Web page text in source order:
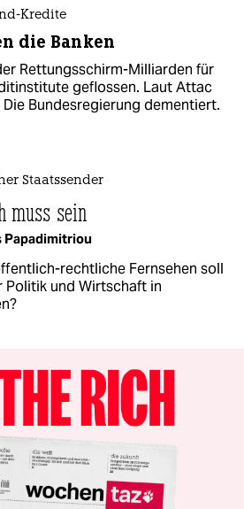
Kredite
die Banken
Rettungsschirm-Milliarden für
geflossen. Laut Attac
Bundesregierung dementiert.
Staatssender
muss sein
Papadimitriou
rechtliche Fernsehen soll
und Wirtschaft in